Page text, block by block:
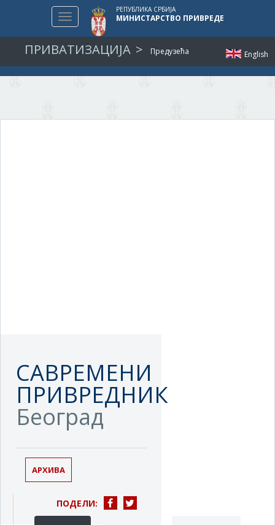
English
Toggle
navigation
РЕПУБЛИКА СРБИЈА
МИНИСТАРСТВО ПРИВРЕДЕ
ПРИВАТИЗАЦИЈА Предузећа
САВРЕМЕНИ
ПРИВРЕДНИК
Београд
АРХИВА
ПОДЕЛИ: